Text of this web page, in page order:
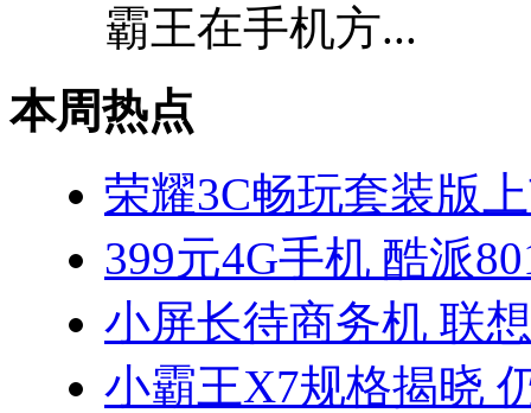
霸王在手机方...
本周热点
荣耀3C畅玩套装版
399元4G手机 酷派
小屏长待商务机 联
小霸王X7规格揭晓